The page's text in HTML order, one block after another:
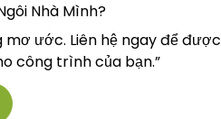
Nhà Mình?
mơ ước. Liên hệ ngay để được
công trình của bạn.”